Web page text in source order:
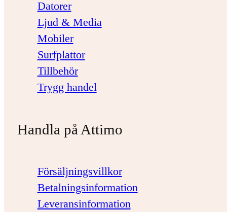
Datorer
Ljud & Media
Mobiler
Surfplattor
Tillbehör
Trygg handel
Handla på Attimo
Försäljningsvillkor
Betalningsinformation
Leveransinformation